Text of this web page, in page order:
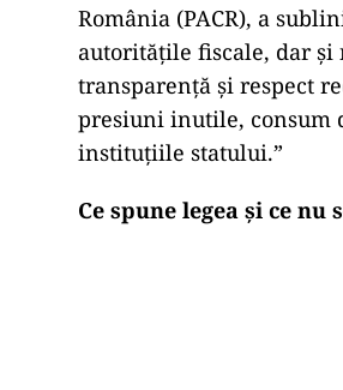
România (PACR), a
autoritățile fiscale, dar și
transparență și respect
presiuni inutile, consum
instituțiile statului.”
Ce spune legea și ce nu